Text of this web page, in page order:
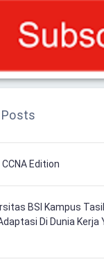
Edition
BSI Kampus
Di Dunia Kerja